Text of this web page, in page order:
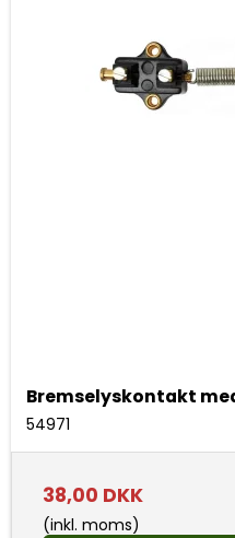
Bremselyskontakt
54971
38,00 DKK
(inkl. moms)